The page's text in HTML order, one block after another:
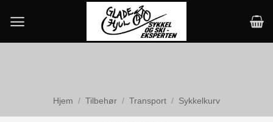
content
Hjem / Tilbehør / Transport / Sykkelkurv